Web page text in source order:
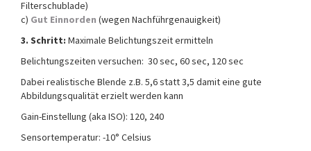
Filterschublade)
c) Gut Einnorden (wegen Nachführgenauigkeit)
3. Schritt: Maximale Belichtungszeit ermitteln
Belichtungszeiten versuchen: 30 sec, 60 sec, 120 sec
Dabei realistische Blende z.B. 5,6 statt 3,5 damit eine gute
Abbildungsqualität erzielt werden kann
Gain-Einstellung (aka ISO): 120, 240
Sensortemperatur: -10° Celsius